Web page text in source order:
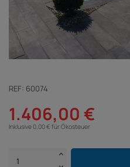
REF: 60074
1.406,00 €
Inklusive 0,00 € für Ökosteuer